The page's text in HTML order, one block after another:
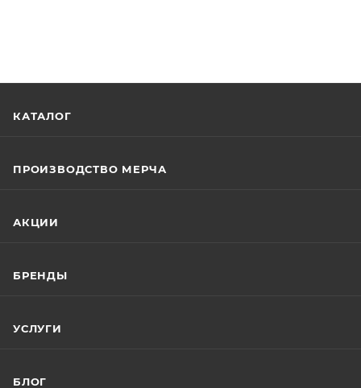
КАТАЛОГ
ПРОИЗВОДСТВО МЕРЧА
АКЦИИ
БРЕНДЫ
УСЛУГИ
БЛОГ